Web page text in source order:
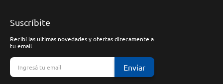
Suscríbite
Recibí las ultimas novedades y ofertas direcamente a
tu email
Enviar